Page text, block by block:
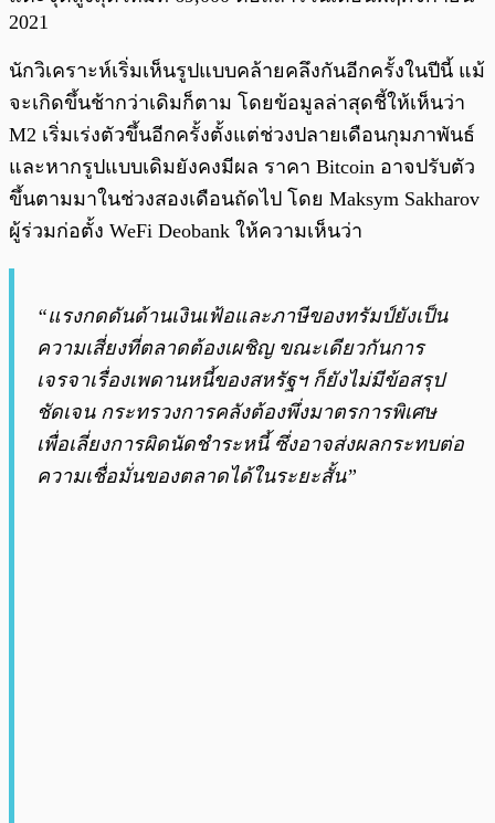
2021
นักวิเคราะห์เริ่มเห็นรูปแบบคล้ายคลึงกันอีกครั้งในปีนี้ แม้
จะเกิดขึ้นช้ากว่าเดิมก็ตาม โดยข้อมูลล่าสุดชี้ให้เห็นว่า
M2 เริ่มเร่งตัวขึ้นอีกครั้งตั้งแต่ช่วงปลายเดือนกุมภาพันธ์
และหากรูปแบบเดิมยังคงมีผล ราคา Bitcoin อาจปรับตัว
ขึ้นตามมาในช่วงสองเดือนถัดไป โดย Maksym Sakharov
ผู้ร่วมก่อตั้ง WeFi Deobank ให้ความเห็นว่า
“แรงกดดันด้านเงินเฟ้อและภาษีของทรัมป์ยังเป็น
ความเสี่ยงที่ตลาดต้องเผชิญ ขณะเดียวกันการ
เจรจาเรื่องเพดานหนี้ของสหรัฐฯ ก็ยังไม่มีข้อสรุป
ชัดเจน กระทรวงการคลังต้องพึ่งมาตรการพิเศษ
เพื่อเลี่ยงการผิดนัดชำระหนี้ ซึ่งอาจส่งผลกระทบต่อ
ความเชื่อมั่นของตลาดได้ในระยะสั้น”